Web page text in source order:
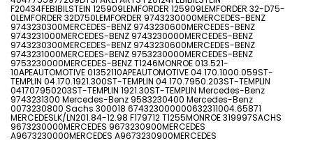
F20434FEBIBILSTEIN 125909LEMFORDER 125909LEMFORDER 32-D75-
0LEMFORDER 32D750LEMFORDER 9743230000MERCEDES-BENZ
9743230300MERCEDES-BENZ 9743230600MERCEDES-BENZ
9743231000MERCEDES-BENZ 9743230000MERCEDES-BENZ
9743230300MERCEDES-BENZ 9743230600MERCEDES-BENZ
9743231000MERCEDES-BENZ 9753230000MERCEDES-BENZ
9753230000MERCEDES-BENZ T1246MONROE 013.521-
10APEAUTOMOTIVE 01352110APEAUTOMOTIVE 04.170.1000.059ST-
TEMPLIN 04.170.1921.300ST-TEMPLIN 04.170.7950.203ST-TEMPLIN
041707950203ST-TEMPLIN 1921.30ST-TEMPLIN Mercedes-Benz
9743231300 Mercedes-Benz 9583230400 Mercedes-Benz
0073230800 Sachs 300018 674323000000632311004.65871
MERCEDESLK/LN201.84-12.98 F179712 T1255MONROE 319997SACHS
9673230000MERCEDES 9673230900MERCEDES
A9673230000MERCEDES A9673230900MERCEDES